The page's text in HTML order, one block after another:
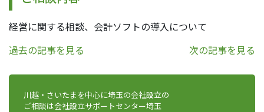
川越・さいたまを中心に埼玉の会社設立の
ご相談は会社設立サポートセンター埼玉
経営に関する相談、会計ソフトの導入について
過去の記事を見る
次の記事を見る